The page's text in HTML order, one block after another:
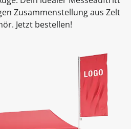
Zusammenstellung aus Zelt
Jetzt bestellen!